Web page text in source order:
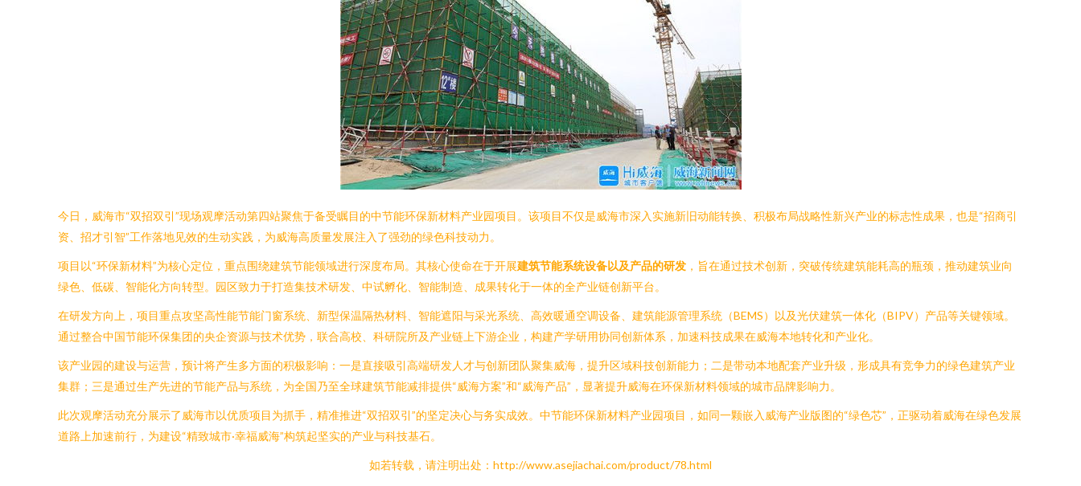
今日，威海市“双招双引”现场观摩活动第四站聚焦于备受瞩目的中节能环保新材料产业园项目。该项目不仅是威海市深入实施新旧动能转换、积极布局战略性新兴产业的标志性成果，也是“招商引
资、招才引智”工作落地见效的生动实践，为威海高质量发展注入了强劲的绿色科技动力。
项目以“环保新材料”为核心定位，重点围绕建筑节能领域进行深度布局。其核心使命在于开展建筑节能系统设备以及产品的研发 ，旨在通过技术创新，突破传统建筑能耗高的瓶颈，推动建筑业向
绿色、低碳、智能化方向转型。园区致力于打造集技术研发、中试孵化、智能制造、成果转化于一体的全产业链创新平台。
在研发方向上，项目重点攻坚高性能节能门窗系统、新型保温隔热材料、智能遮阳与采光系统、高效暖通空调设备、建筑能源管理系统（BEMS）以及光伏建筑一体化（BIPV）产品等关键领域。
通过整合中国节能环保集团的央企资源与技术优势，联合高校、科研院所及产业链上下游企业，构建产学研用协同创新体系，加速科技成果在威海本地转化和产业化。
该产业园的建设与运营，预计将产生多方面的积极影响：一是直接吸引高端研发人才与创新团队聚集威海，提升区域科技创新能力；二是带动本地配套产业升级，形成具有竞争力的绿色建筑产业
集群；三是通过生产先进的节能产品与系统，为全国乃至全球建筑节能减排提供“威海方案”和“威海产品”，显著提升威海在环保新材料领域的城市品牌影响力。
此次观摩活动充分展示了威海市以优质项目为抓手，精准推进“双招双引”的坚定决心与务实成效。中节能环保新材料产业园项目，如同一颗嵌入威海产业版图的“绿色芯”，正驱动着威海在绿色发展
道路上加速前行，为建设“精致城市·幸福威海”构筑起坚实的产业与科技基石。
如若转载，请注明出处：http://www.asejiachai.com/product/78.html